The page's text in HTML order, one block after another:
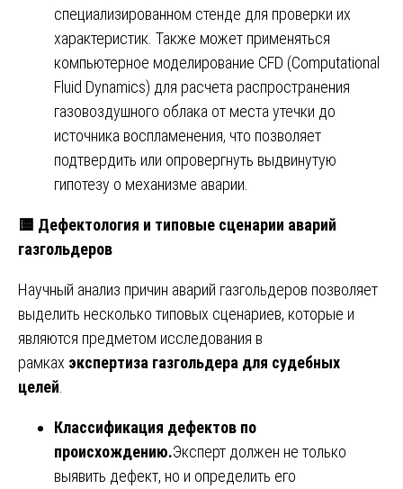
специализированном стенде для проверки их
характеристик. Также может применяться
компьютерное моделирование CFD (Computational
Fluid Dynamics) для расчета распространения
газовоздушного облака от места утечки до
источника воспламенения, что позволяет
подтвердить или опровергнуть выдвинутую
гипотезу о механизме аварии.
🟨 Дефектология и типовые сценарии аварий
газгольдеров
Научный анализ причин аварий газгольдеров позволяет
выделить несколько типовых сценариев, которые и
являются предметом исследования в
рамках экспертиза газгольдера для судебных
целей
Классификация дефектов по
происхождению.Эксперт должен не только
выявить дефект, но и определить его